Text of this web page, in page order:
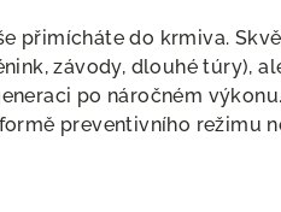
přimícháte do krmiva.
závody, dlouhé túry),
po náročném
preventivního režimu